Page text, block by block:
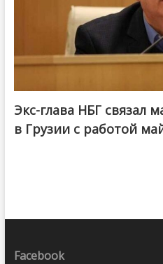
Экс-глава НБГ связал
в Грузии с работой
Facebook